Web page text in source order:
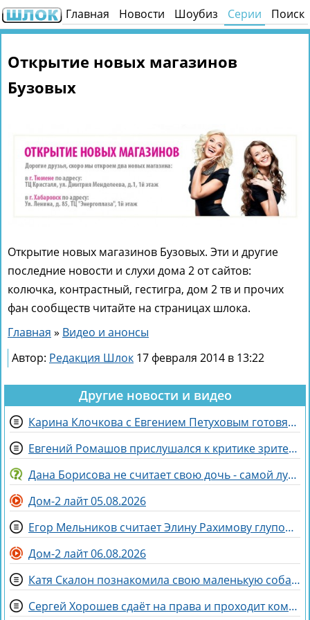
Главная Новости Шоубиз Серии Поиск
Открытие новых магазинов
Бузовых
Открытие новых магазинов Бузовых. Эти и другие
последние новости и слухи дома 2 от сайтов:
колючка, контрастный, гестигра, дом 2 тв и прочих
фан сообществ читайте на страницах шлока.
Главная » Видео и анонсы
Автор: Редакция Шлок 17 февраля 2014 в 13:22
Другие новости и видео
Карина Клочкова с Евгением Петуховым готовятся к «Китайским каникулам»
Евгений Ромашов прислушался к критике зрителей Дома 2 и сменил причёску
Дана Борисова не считает свою дочь - самой лучшей дочерью на свете
Дом-2 лайт 05.08.2026
Егор Мельников считает Элину Рахимову глупой и профдеформированной
Дом-2 лайт 06.08.2026
Катя Скалон познакомила свою маленькую собаку Еву с большим другом Женей
Сергей Хорошев сдаёт на права и проходит комиссию